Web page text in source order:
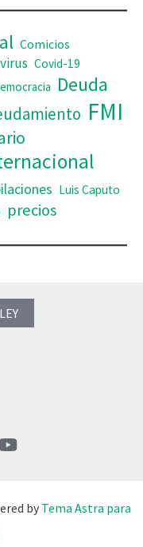
Comicios
Covid-19
Deuda
FMI
Luis Caputo
precios
by Tema Astra para